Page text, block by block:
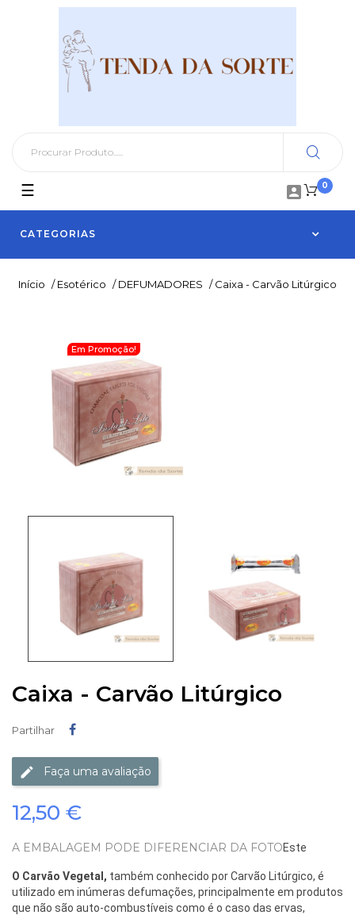
0

CATEGORIAS
Toggle
navigation
☰
Início / Esotérico / DEFUMADORES / Caixa - Carvão Litúrgico
Em Promoção!
Caixa - Carvão Litúrgico
Partilhar
Faça uma avaliação
12,50 €
A EMBALAGEM PODE DIFERENCIAR DA FOTOEste
O Carvão Vegetal, também conhecido por Carvão Litúrgico, é
utilizado em inúmeras defumações, principalmente em produtos
que não são auto-combustíveis como é o caso das ervas,